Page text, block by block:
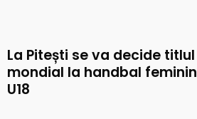
La Pitești se va decide titlul
mondial la handbal feminin
U18